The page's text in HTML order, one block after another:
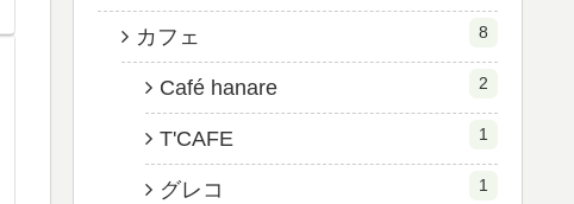
カフェ 8
Café hanare 2
T'CAFE 1
グレコ 1